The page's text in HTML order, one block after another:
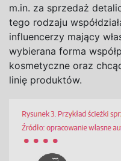
m.in. za sprzedaż
tego rodzaju
influencerzy mający
wybierana forma
kosmetyczne oraz
linię produktów.